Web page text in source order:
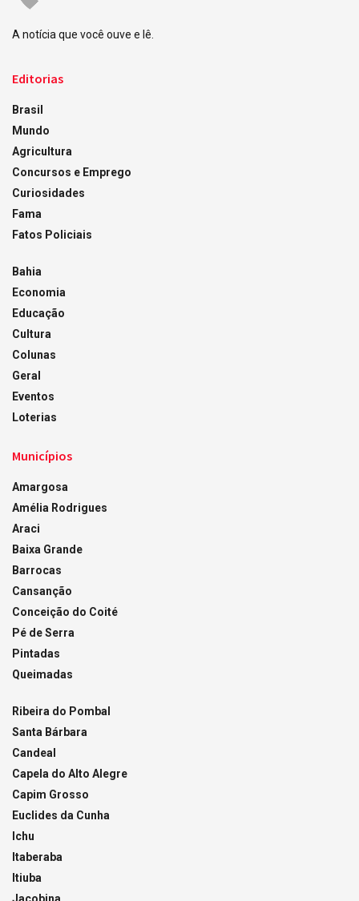
A notícia que você ouve e lê.
Editorias
Brasil
Mundo
Agricultura
Concursos e Emprego
Curiosidades
Fama
Fatos Policiais
Bahia
Economia
Educação
Cultura
Colunas
Geral
Eventos
Loterias
Municípios
Amargosa
Amélia Rodrigues
Araci
Baixa Grande
Barrocas
Cansanção
Conceição do Coité
Pé de Serra
Pintadas
Queimadas
Ribeira do Pombal
Santa Bárbara
Candeal
Capela do Alto Alegre
Capim Grosso
Euclides da Cunha
Ichu
Itaberaba
Itiuba
Jacobina